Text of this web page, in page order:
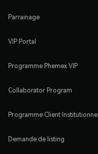
Parrainage
VIP Portal
Programme Phemex VIP
Collaborator Program
Programme Client Institutionnel
Demande de listing